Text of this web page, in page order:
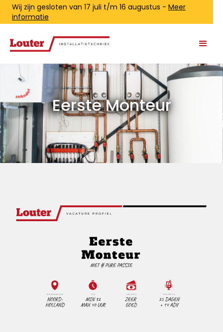
Wij zijn gesloten van 17 juli t/m 16 augustus - Meer
informatie
Eerste Monteur